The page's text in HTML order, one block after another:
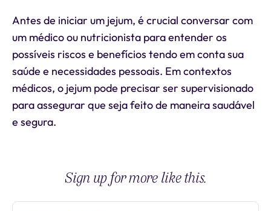
Antes de iniciar um jejum, é crucial conversar com
um médico ou nutricionista para entender os
possíveis riscos e benefícios tendo em conta sua
saúde e necessidades pessoais. Em contextos
médicos, o jejum pode precisar ser supervisionado
para assegurar que seja feito de maneira saudável
e segura.
Sign up for more like this.